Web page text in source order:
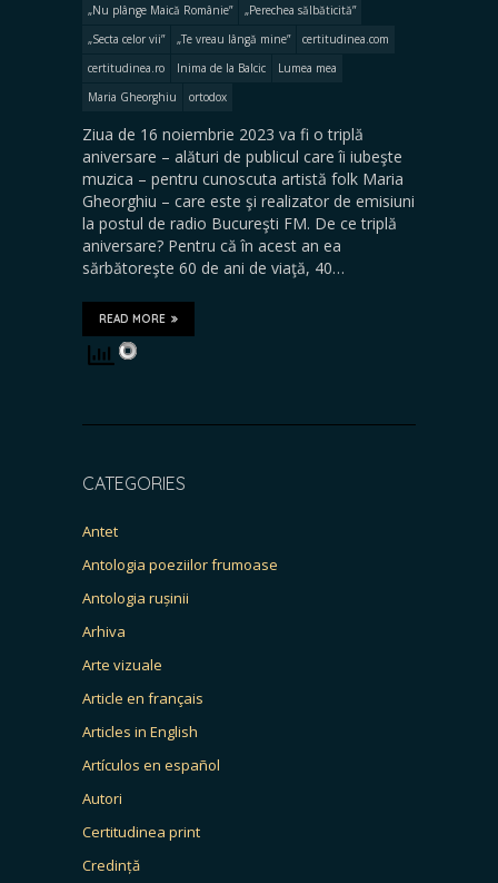
„Nu plânge Maică Românie”
„Perechea sălbăticită”
„Secta celor vii”
„Te vreau lângă mine”
certitudinea.com
certitudinea.ro
Inima de la Balcic
Lumea mea
Maria Gheorghiu
ortodox
Ziua de 16 noiembrie 2023 va fi o triplă
aniversare – alături de publicul care îi iubeşte
muzica – pentru cunoscuta artistă folk Maria
Gheorghiu – care este şi realizator de emisiuni
la postul de radio Bucureşti FM. De ce triplă
aniversare? Pentru că în acest an ea
sărbătoreşte 60 de ani de viaţă, 40…
READ MORE
CATEGORIES
Antet
Antologia poeziilor frumoase
Antologia rușinii
Arhiva
Arte vizuale
Article en français
Articles in English
Artículos en español
Autori
Certitudinea print
Credință